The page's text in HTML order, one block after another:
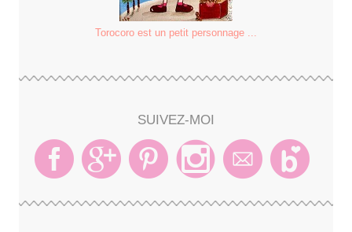
Torocoro est un petit personnage ...
SUIVEZ-MOI